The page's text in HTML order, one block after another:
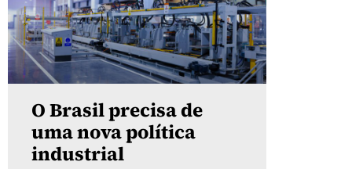
O Brasil precisa de
uma nova política
industrial